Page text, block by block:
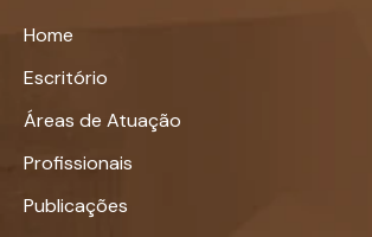
Home
Escritório
Áreas de Atuação
Profissionais
Publicações